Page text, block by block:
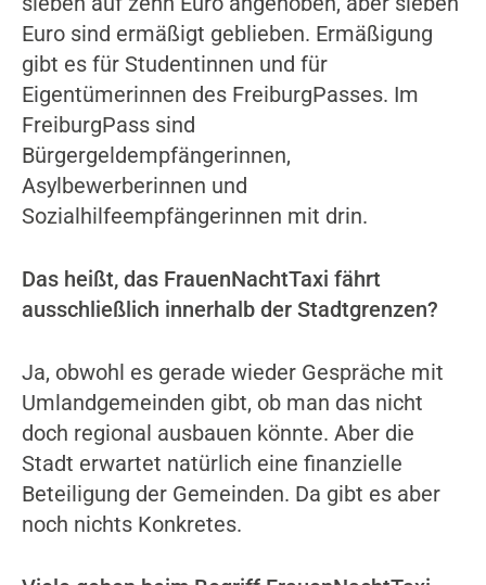
Euro sind ermäßigt geblieben. Ermäßigung
gibt es für Studentinnen und für
Eigentümerinnen des FreiburgPasses. Im
FreiburgPass sind
Bürgergeldempfängerinnen,
Asylbewerberinnen und
Sozialhilfeempfängerinnen mit drin.
Das heißt, das FrauenNachtTaxi fährt
ausschließlich innerhalb der Stadtgrenzen?
Ja, obwohl es gerade wieder Gespräche mit
Umlandgemeinden gibt, ob man das nicht
doch regional ausbauen könnte. Aber die
Stadt erwartet natürlich eine finanzielle
Beteiligung der Gemeinden. Da gibt es aber
noch nichts Konkretes.